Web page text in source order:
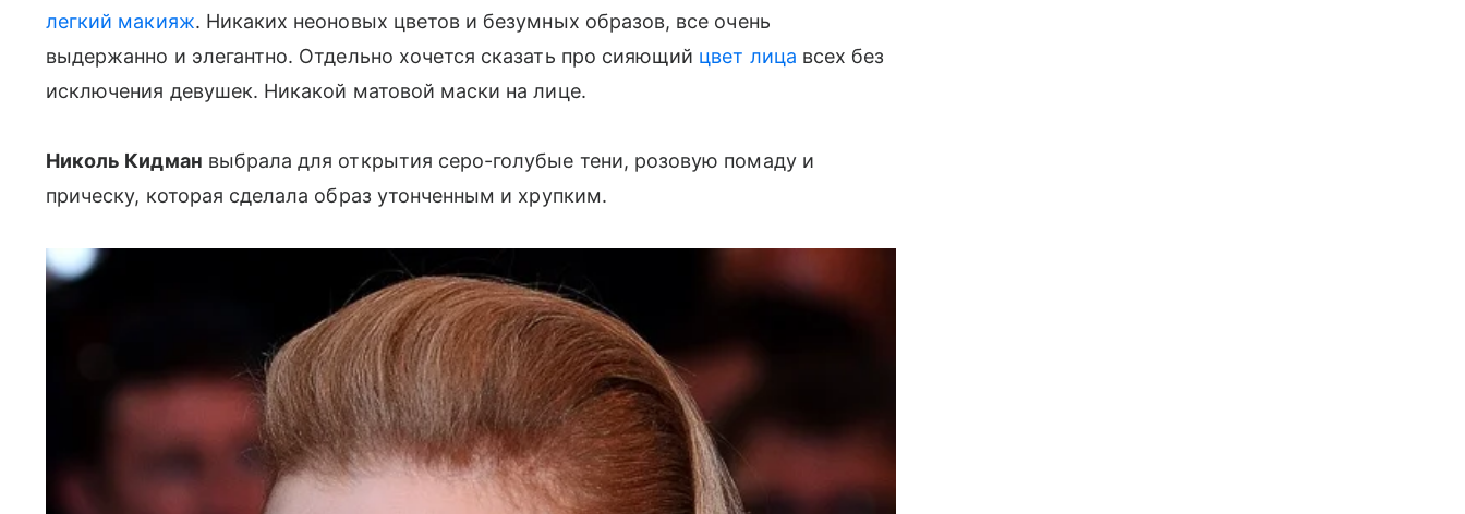
легкий макияж. Никаких неоновых цветов и безумных образов, все очень
выдержанно и элегантно. Отдельно хочется сказать про сияющий цвет лица всех без
исключения девушек. Никакой матовой маски на лице.
Николь Кидман выбрала для открытия серо-голубые тени, розовую помаду и
прическу, которая сделала образ утонченным и хрупким.